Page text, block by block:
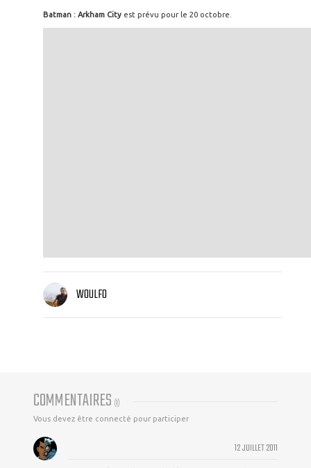
Batman : Arkham City est prévu pour le 20 octobre.
WOULFO
COMMENTAIRES (1)
Vous devez être connecté pour participer
12 JUILLET 2011